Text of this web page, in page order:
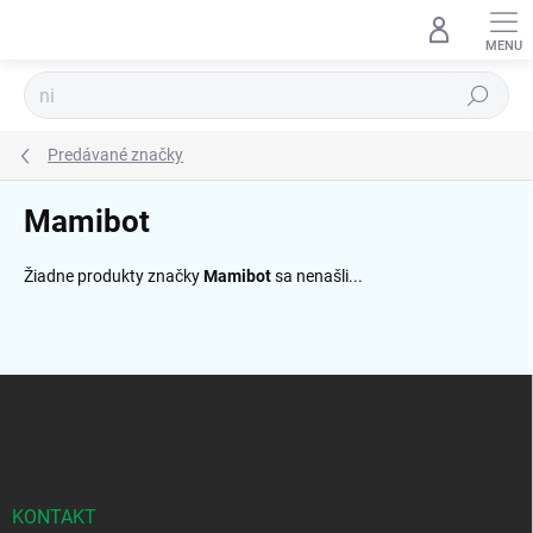
Hľadať
Predávané značky
Mamibot
Žiadne produkty značkyMamibotsa nenašli...
KONTAKT